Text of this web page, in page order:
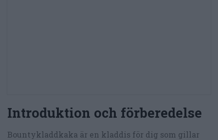
Introduktion och förberedelse
Bountykladdkaka är en kladdis för dig som gillar